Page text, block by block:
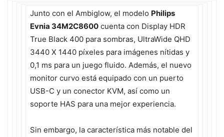
Junto con el Ambiglow, el modelo Philips
Evnia 34M2C8600 cuenta con Display HDR
True Black 400 para sombras, UltraWide QHD
3440 X 1440 píxeles para imágenes nítidas y
0,1 ms para un juego fluido. Además, el nuevo
monitor curvo está equipado con un puerto
USB-C y un conector KVM, así como un
soporte HAS para una mejor experiencia.
Sin embargo, la característica más notable del